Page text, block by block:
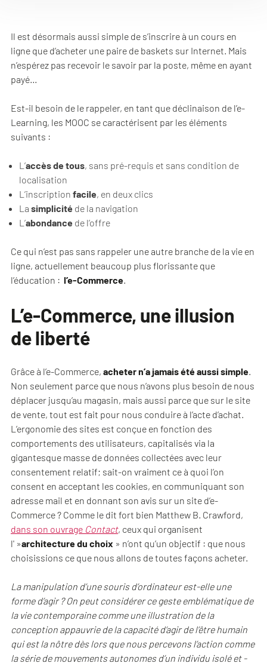
Il est désormais aussi simple de s’inscrire à un cours en
ligne que d’acheter une paire de baskets sur Internet. Mais
n’espérez pas recevoir le savoir par la poste, même en ayant
payé…
Est-il besoin de le rappeler, en tant que déclinaison de l’e-
Learning, les MOOC se caractérisent par les éléments
suivants :
L’accès de tous, sans pré-requis et sans condition de
localisation
L’inscription facile, en deux clics
La simplicité de la navigation
L’abondance de l’offre
Ce qui n’est pas sans rappeler une autre branche de la vie en
ligne, actuellement beaucoup plus florissante que
l’éducation : l’e-Commerce.
L’e-Commerce, une illusion
de liberté
Grâce à l’e-Commerce, acheter n’a jamais été aussi simple.
Non seulement parce que nous n’avons plus besoin de nous
déplacer jusqu’au magasin, mais aussi parce que sur le site
de vente, tout est fait pour nous conduire à l’acte d’achat.
L’ergonomie des sites est conçue en fonction des
comportements des utilisateurs, capitalisés via la
gigantesque masse de données collectées avec leur
consentement relatif; sait-on vraiment ce à quoi l’on
consent en acceptant les cookies, en communiquant son
adresse mail et en donnant son avis sur un site d’e-
Commerce ? Comme le dit fort bien Matthew B. Crawford,
dans son ouvrage Contact, ceux qui organisent
l' »architecture du choix » n’ont qu’un objectif : que nous
choisissions ce que nous allons de toutes façons acheter.
La manipulation d’une souris d’ordinateur est-elle une
forme d’agir ? On peut considérer ce geste emblématique de
la vie contemporaine comme une illustration de la
conception appauvrie de la capacité d’agir de l’être humain
qui est la nôtre dès lors que nous percevons l’action comme
la série de mouvements autonomes d’un individu isolé et -